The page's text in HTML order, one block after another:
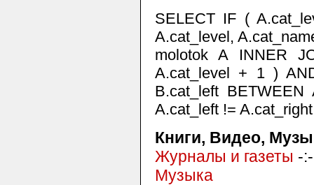
SELECT IF (
A.cat_level,
molotok A INNER
A.cat_level + 1 )
B.cat_left
A.cat_left !=
Книги, Видео,
Журналы и газеты -
Музыка